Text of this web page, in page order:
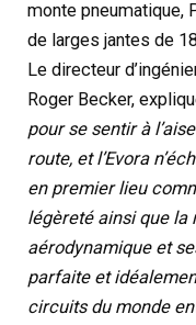
monte pneumatique,
de larges jantes de
Le directeur
Roger Becker,
pour se sentir à
route, et l’Evora
en premier lieu
légèreté ainsi que la
aérodynamique et
parfaite et
circuits du monde